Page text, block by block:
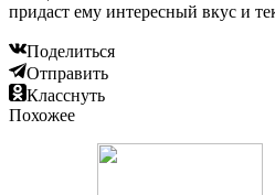
придаст ему интересный вкус и
Поделиться
Отправить
Класснуть
Похожее